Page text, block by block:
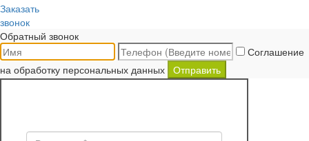
Заказать
звонок
Обратный звонок
Соглашение
на обработку персональных данных Отправить